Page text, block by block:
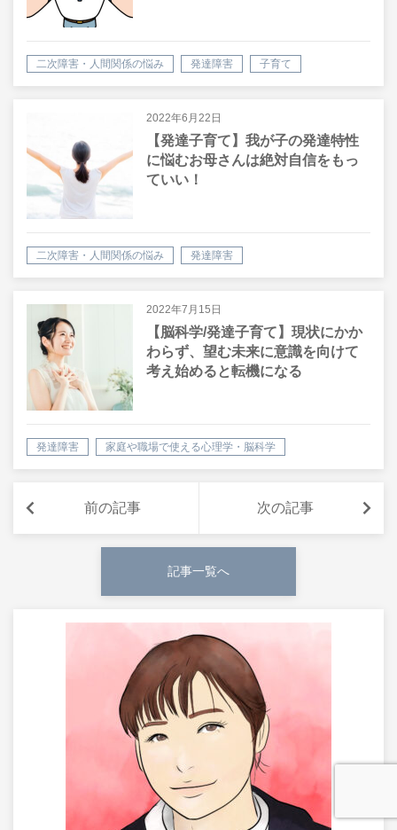
二次障害・人間関係の悩み 発達障害 子育て
2022年6月22日
【発達子育て】我が子の発達特性
に悩むお母さんは絶対自信をもっ
ていい！
二次障害・人間関係の悩み 発達障害
2022年7月15日
【脳科学/発達子育て】現状にかか
わらず、望む未来に意識を向けて
考え始めると転機になる
発達障害 家庭や職場で使える心理学・脳科学
前の記事 次の記事
記事一覧へ